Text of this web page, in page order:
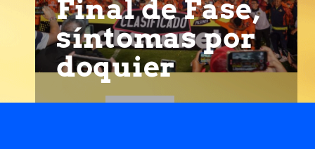
Final de Fase,
síntomas por
doquier